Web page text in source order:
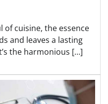
of cuisine, the essence
and leaves a lasting
the harmonious […]